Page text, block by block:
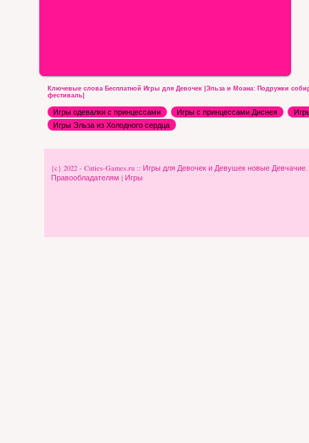
Ключевые слова Бесплатной Игры для Девочек |Эльза и Моана: Подружки
фестиваль|
Игры одевалки с принцессами Игры с принцессами Диснея
Игры Эльза из Холодного сердца
{c} 2022 - Cuties-Games.ru :: Игры для Девочек и Девушек новые
Правообладателям | Игры